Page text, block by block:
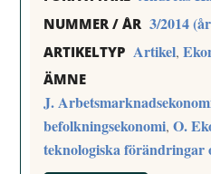
NUMMER / ÅR 3/2014
ARTIKELTYP Artikel,
ÄMNE
J.
befolkningsekonomi,O.
teknologiska förändringar